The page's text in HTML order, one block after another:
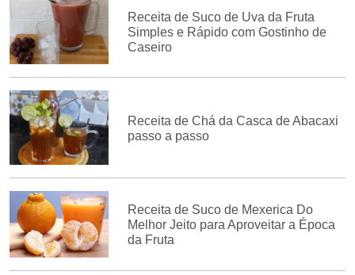
Receita de Suco de Uva da Fruta
Simples e Rápido com Gostinho de
Caseiro
Receita de Chá da Casca de Abacaxi
passo a passo
Receita de Suco de Mexerica Do
Melhor Jeito para Aproveitar a Época
da Fruta